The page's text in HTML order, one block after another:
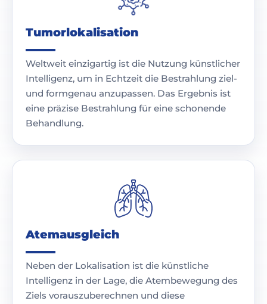
Tumorlokalisation
Weltweit einzigartig ist die Nutzung künstlicher
Intelligenz, um in Echtzeit die Bestrahlung ziel-
und formgenau anzupassen. Das Ergebnis ist
eine präzise Bestrahlung für eine schonende
Behandlung.
Atemausgleich
Neben der Lokalisation ist die künstliche
Intelligenz in der Lage, die Atembewegung des
Ziels vorauszuberechnen und diese